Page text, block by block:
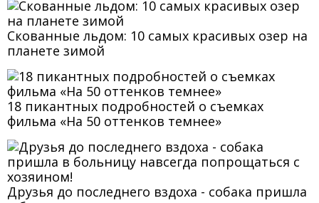
Скованные льдом: 10 самых красивых озер на
планете зимой
18 пикантных подробностей о съемках
фильма «На 50 оттенков темнее»
Друзья до последнего вздоха - собака пришла